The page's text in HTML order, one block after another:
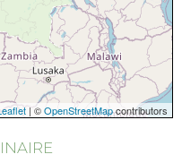
| ©OpenStreetMapcontributors